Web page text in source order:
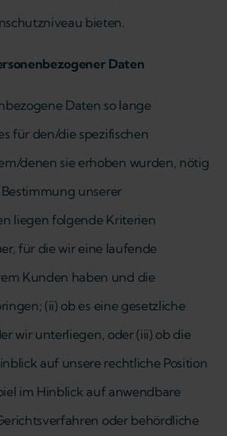
bieten.
Daten
Daten so lange
für den/die spezifischen
denen sie erhoben wurden, nötig
unserer
liegen folgende Kriterien
für die wir eine laufende
Kunden haben und die
(ii) ob es eine gesetzliche
wir unterliegen, oder (iii) ob die
auf unsere rechtliche Position
im Hinblick auf anwendbare
oder behördliche